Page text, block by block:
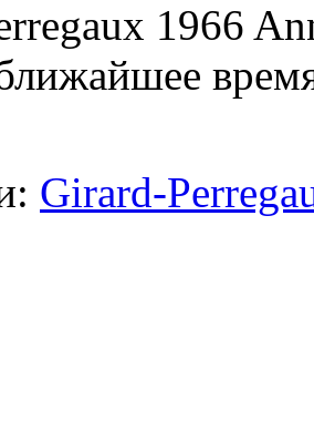
1966
Girard-